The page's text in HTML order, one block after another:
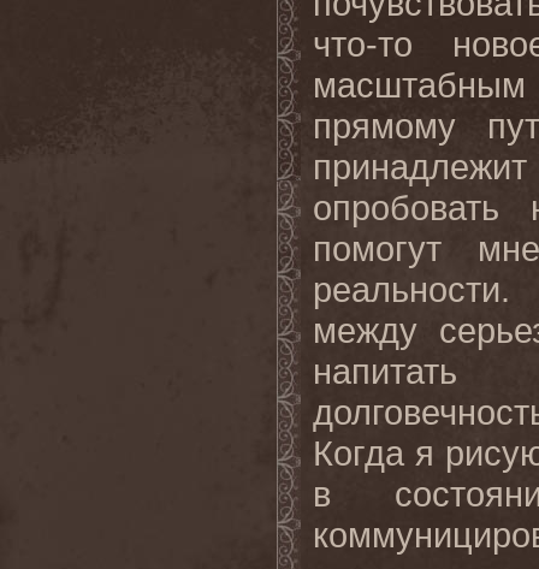
что-то
прямому
принадлежит
опробовать
помогут
между
Когда я
в